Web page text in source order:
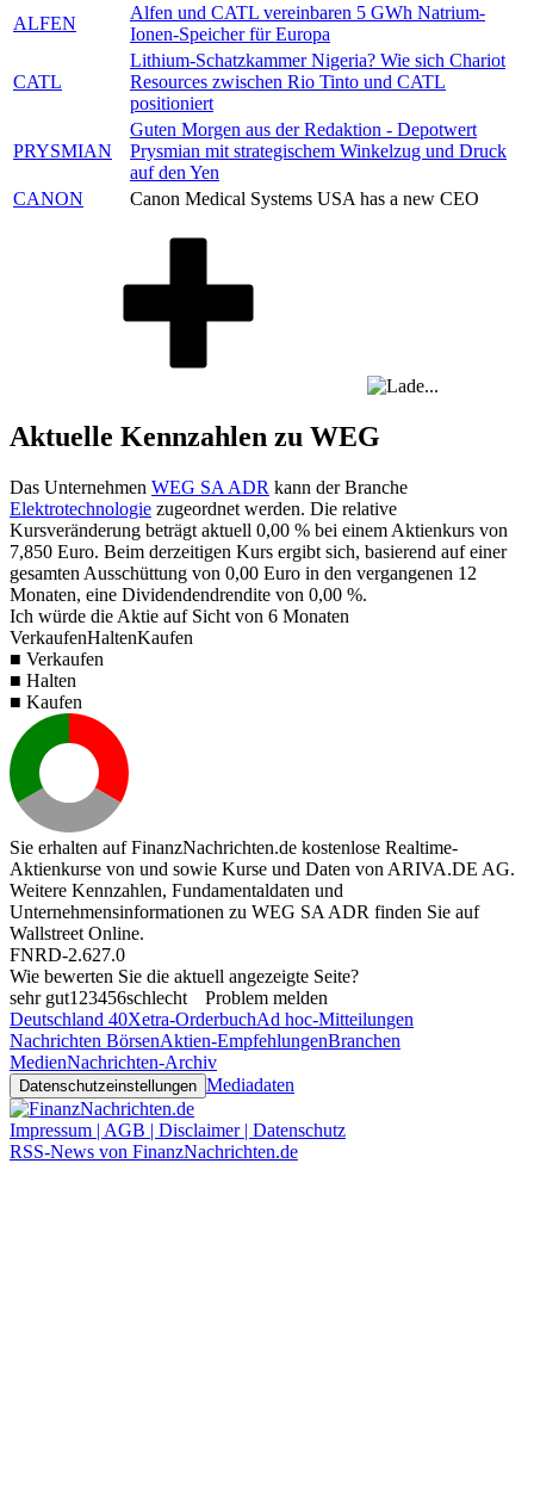
ALFEN
Alfen und CATL vereinbaren 5 GWh Natrium-
Ionen-Speicher für Europa
CATL
Lithium-Schatzkammer Nigeria? Wie sich Chariot
Resources zwischen Rio Tinto und CATL
positioniert
PRYSMIAN
Guten Morgen aus der Redaktion - Depotwert
Prysmian mit strategischem Winkelzug und Druck
auf den Yen
CANON
Canon Medical Systems USA has a new CEO
Aktuelle Kennzahlen zu WEG
Das Unternehmen WEG SA ADR kann der Branche
Elektrotechnologie zugeordnet werden. Die relative
Kursveränderung beträgt aktuell 0,00 % bei einem Aktienkurs von
7,850 Euro. Beim derzeitigen Kurs ergibt sich, basierend auf einer
gesamten Ausschüttung von 0,00 Euro in den vergangenen 12
Monaten, eine Dividendendrendite von 0,00 %.
Ich würde die Aktie auf Sicht von 6 Monaten
VerkaufenHaltenKaufen
■ Verkaufen
■ Halten
■ Kaufen
Sie erhalten auf FinanzNachrichten.de kostenlose Realtime-
Aktienkurse von und sowie Kurse und Daten von ARIVA.DE AG.
Weitere Kennzahlen, Fundamentaldaten und
Unternehmensinformationen zu WEG SA ADR finden Sie auf
Wallstreet Online.
FNRD-2.627.0
Wie bewerten Sie die aktuell angezeigte Seite?
sehr gut1 23456schlecht
Problem melden
Deutschland 40Xetra-OrderbuchAd hoc-Mitteilungen
Nachrichten BörsenAktien-EmpfehlungenBranchen
MedienNachrichten-Archiv
Datenschutzeinstellungen Mediadaten
Impressum | AGB | Disclaimer | Datenschutz
RSS-News von FinanzNachrichten.de